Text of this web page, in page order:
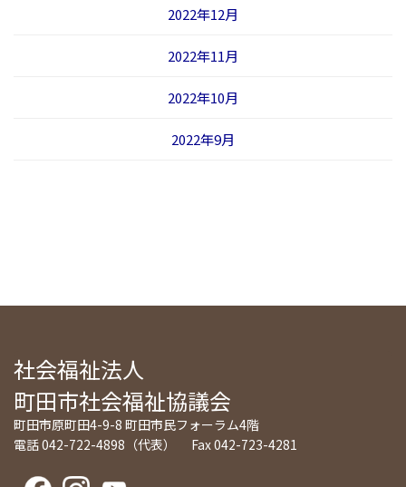
2022年12月
2022年11月
2022年10月
2022年9月
社会福祉法人
町田市社会福祉協議会
町田市原町田4-9-8 町田市民フォーラム4階
電話 042-722-4898（代表） Fax 042-723-4281